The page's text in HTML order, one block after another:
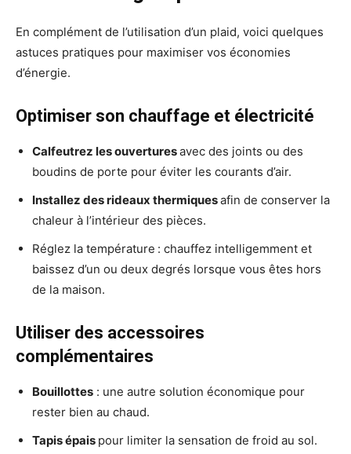
En complément de l’utilisation d’un plaid, voici quelques
astuces pratiques pour maximiser vos économies
d’énergie.
Optimiser son chauffage et électricité
Calfeutrez les ouverturesavec des joints ou des
boudins de porte pour éviter les courants d’air.
Installez des rideaux thermiquesafin de conserver la
chaleur à l’intérieur des pièces.
Réglez la température : chauffez intelligemment et
baissez d’un ou deux degrés lorsque vous êtes hors
de la maison.
Utiliser des accessoires
complémentaires
Bouillottes : une autre solution économique pour
rester bien au chaud.
Tapis épais pour limiter la sensation de froid au sol.